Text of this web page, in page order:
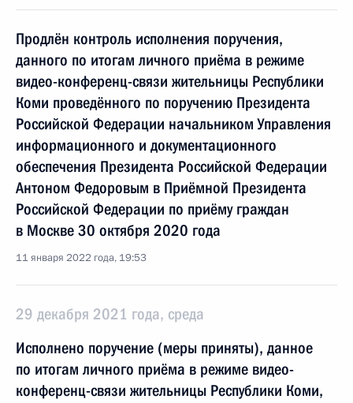
Продлён контроль исполнения поручения,
данного по итогам личного приёма в режиме
видео-конференц-связи жительницы Республики
Коми проведённого по поручению Президента
Российской Федерации начальником Управления
информационного и документационного
обеспечения Президента Российской Федерации
Антоном Федоровым в Приёмной Президента
Российской Федерации по приёму граждан
в Москве 30 октября 2020 года
11 января 2022 года, 19:53
29 декабря 2021 года, среда
Исполнено поручение (меры приняты), данное
по итогам личного приёма в режиме видео-
конференц-связи жительницы Республики Коми,